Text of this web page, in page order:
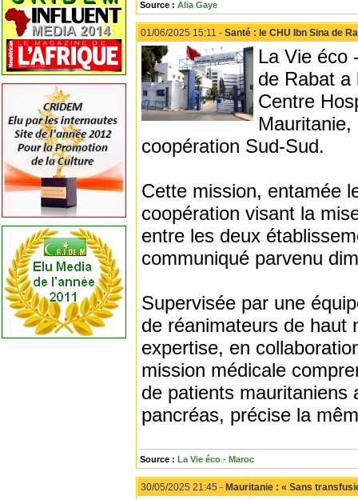
Source : Alia Gaye
01/06/2025 15:11 - Santé : le CHU Ibn Sina de
La Vie éco
de Rabat a
Centre
coopération Sud-Sud.
Cette mission, entamée
coopération visant la
entre les deux
communiqué parvenu
Supervisée par une
de réanimateurs de haut
expertise, en
mission médicale
de patients mauritaniens
pancréas, précise la
Source : La Vie éco - Maroc
30/05/2025 21:45 - Mauritanie : « Sans